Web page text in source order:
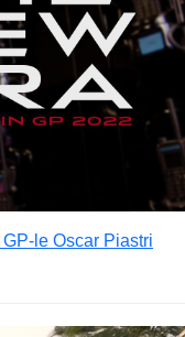
le Oscar Piastri